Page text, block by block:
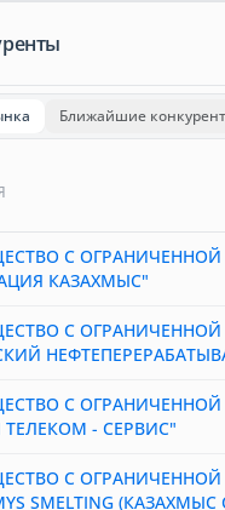
Ближайшие
С ОГРАНИЧЕННОЙ
КАЗАХМЫС"
С ОГРАНИЧЕННОЙ
С ОГРАНИЧЕННОЙ
- СЕРВИС"
С ОГРАНИЧЕННОЙ
SMELTING